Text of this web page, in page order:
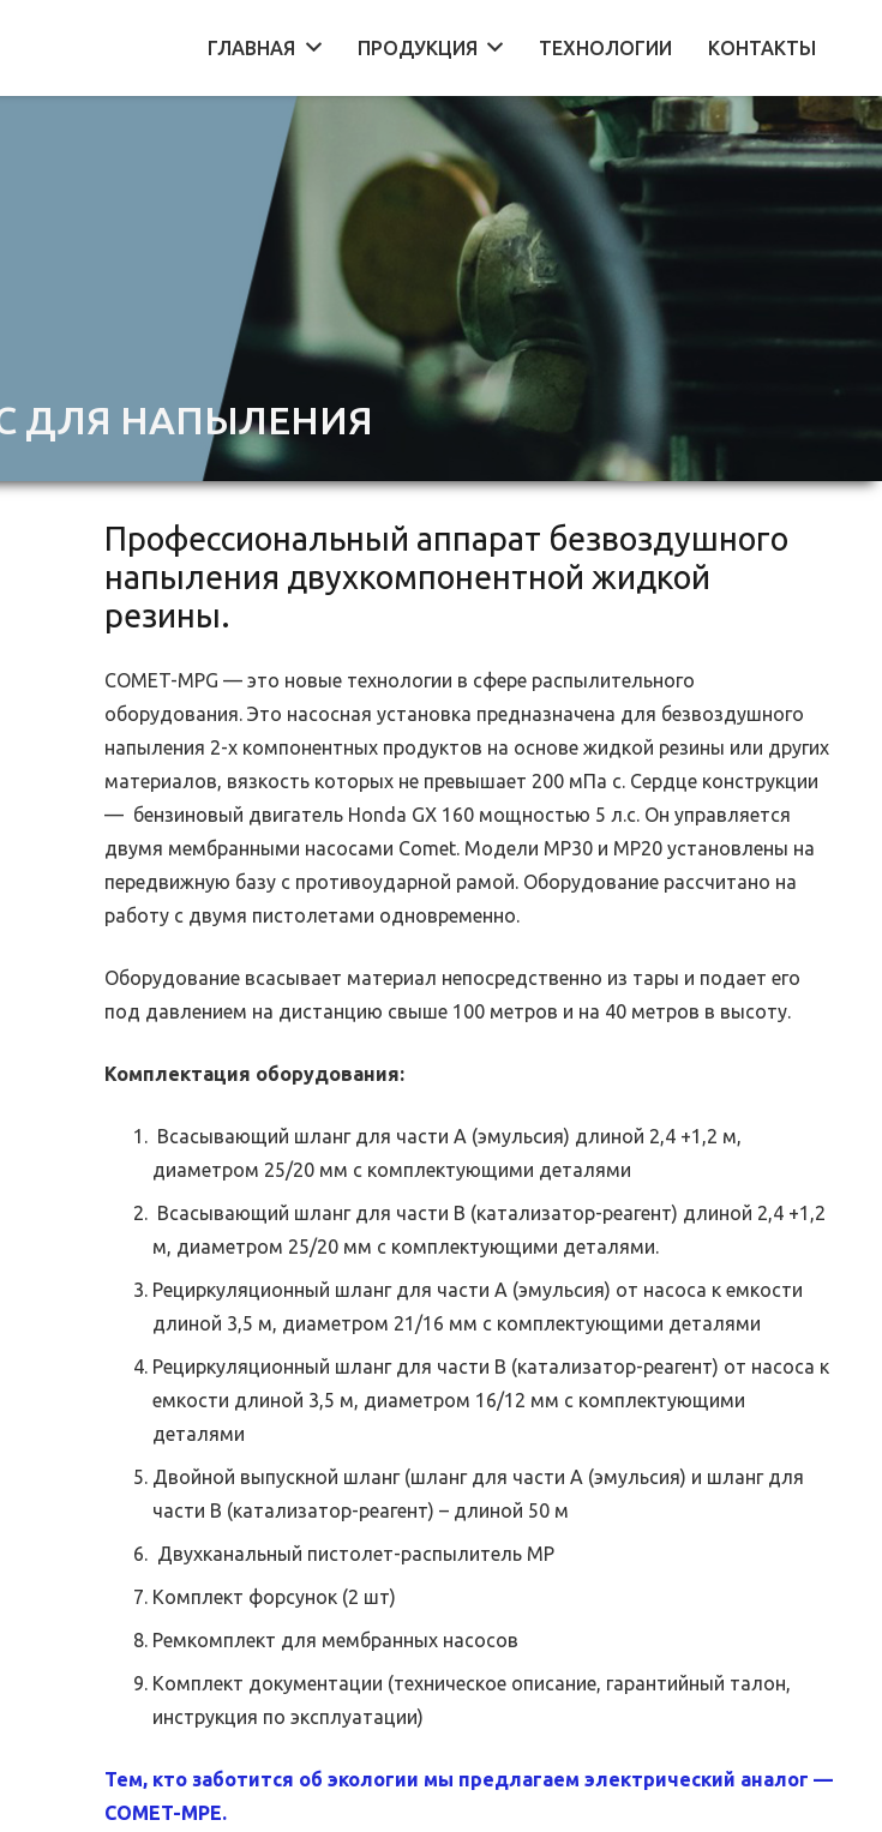
ГЛАВНАЯ ПРОДУКЦИЯ ТЕХНОЛОГИИ КОНТАКТЫ
ДЛЯ НАПЫЛЕНИЯ
Профессиональный аппарат безвоздушного
напыления двухкомпонентной жидкой
резины.
COMET-MPG — это новые технологии в сфере распылительного
оборудования. Это насосная установка предназначена для безвоздушного
напыления 2-х компонентных продуктов на основе жидкой резины или других
материалов, вязкость которых не превышает 200 мПа с. Сердце конструкции
— бензиновый двигатель Honda GX 160 мощностью 5 л.с. Он управляется
двумя мембранными насосами Comet. Модели MP30 и MP20 установлены на
передвижную базу с противоударной рамой. Оборудование рассчитано на
работу с двумя пистолетами одновременно.
Оборудование всасывает материал непосредственно из тары и подает его
под давлением на дистанцию свыше 100 метров и на 40 метров в высоту.
Комплектация оборудования:
Всасывающий шланг для части А (эмульсия) длиной 2,4 +1,2 м,
диаметром 25/20 мм с комплектующими деталями
Всасывающий шланг для части В (катализатор-реагент) длиной 2,4 +1,2
м, диаметром 25/20 мм с комплектующими деталями.
Рециркуляционный шланг для части А (эмульсия) от насоса к емкости
длиной 3,5 м, диаметром 21/16 мм с комплектующими деталями
Рециркуляционный шланг для части В (катализатор-реагент) от насоса к
емкости длиной 3,5 м, диаметром 16/12 мм с комплектующими
деталями
Двойной выпускной шланг (шланг для части A (эмульсия) и шланг для
части B (катализатор-реагент) – длиной 50 м
Двухканальный пистолет-распылитель МР
Комплект форсунок (2 шт)
Ремкомплект для мембранных насосов
Комплект документации (техническое описание, гарантийный талон,
инструкция по эксплуатации)
Тем, кто заботится об экологии мы предлагаем электрический аналог —
COMET-MPE.